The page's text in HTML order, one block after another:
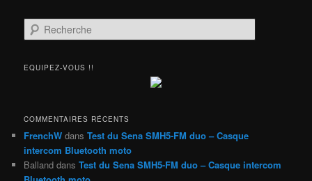
e
h
h
e
EQUIPEZ-VOUS !!
COMMENTAIRES RÉCENTS
FrenchW dansTest du Sena SMH5-FM duo – Casque
intercom Bluetooth moto
Balland dansTest du Sena SMH5-FM duo – Casque intercom